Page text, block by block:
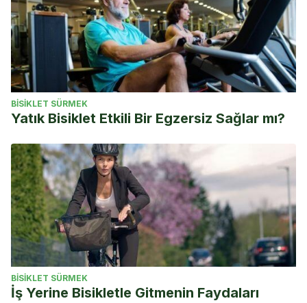
BISIKLET SÜRMEK
Yatık Bisiklet Etkili Bir Egzersiz Sağlar mı?
BISIKLET SÜRMEK
İş Yerine Bisikletle Gitmenin Faydaları